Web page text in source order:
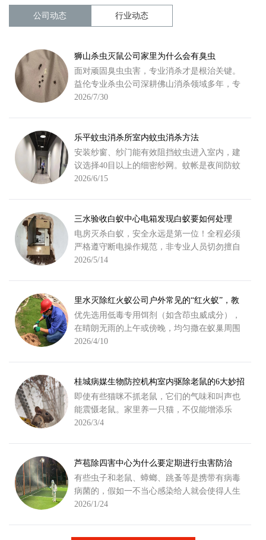
公司动态 行业动态
狮山杀虫灭鼠公司家里为什么会有臭虫
面对顽固臭虫虫害，专业消杀才是根治关键。
益伦专业杀虫公司深耕佛山消杀领域多年，专
注住宅、出租房、公寓、商铺等场景臭虫防
2026/7/30
乐平蚊虫消杀所室内蚊虫消杀方法
安装纱窗、纱门能有效阻挡蚊虫进入室内，建
议选择40目以上的细密纱网。蚊帐是夜间防蚊
的好帮手，特别是对婴幼儿和孕妇更为安全。
2026/6/15
三水验收白蚁中心电箱发现白蚁要如何处理
电房灭杀白蚁，安全永远是第一位！全程必须
严格遵守断电操作规范，非专业人员切勿擅自
拆解设备，建议优先联系有资质的白蚁防治团
2026/5/14
里水灭除红火蚁公司户外常见的“红火蚁”，教
你1分钟识别防控
优先选用低毒专用饵剂（如含茚虫威成分），
在晴朗无雨的上午或傍晚，均匀撒在蚁巢周围
30-50cm处，每巢用量约20g，让工蚁搬回巢穴
2026/4/10
桂城病媒生物防控机构室内驱除老鼠的6大妙招
即使有些猫咪不抓老鼠，它们的气味和叫声也
能震慑老鼠。家里养一只猫，不仅能增添乐
趣，还能起到长期驱鼠的效果，不过要注意定
2026/3/4
芦苞除四害中心为什么要定期进行虫害防治
有些虫子和老鼠、蟑螂、跳蚤等是携带有病毒
病菌的，假如一不当心感染给人就会使得人生
病，以至要挟生命，所以定期杀虫也是对病菌
2026/1/24